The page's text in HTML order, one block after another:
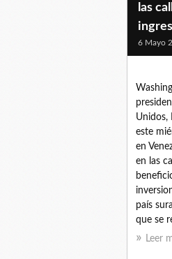
las
6 Mayo
Unidos,
este
en
en las
país
que se
Leer